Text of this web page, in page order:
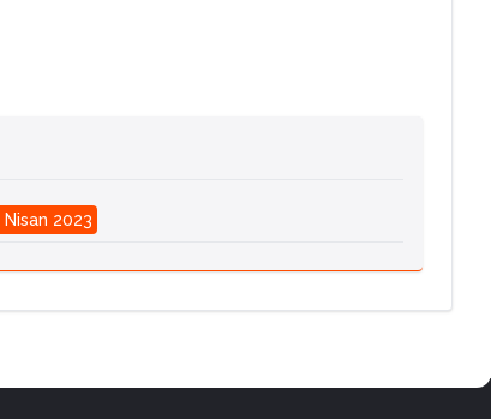
Nisan 2023